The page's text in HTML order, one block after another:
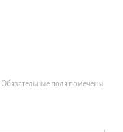
Обязательные поля помечены